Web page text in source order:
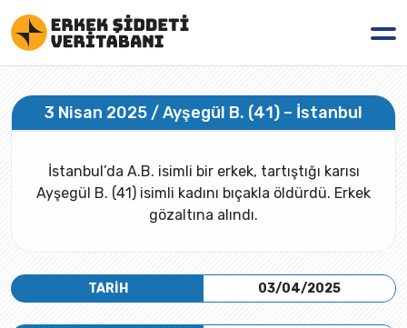
3 Nisan 2025 / Ayşegül B. (41) – İstanbul
İstanbul’da A.B. isimli bir erkek, tartıştığı karısı
Ayşegül B. (41) isimli kadını bıçakla öldürdü. Erkek
gözaltına alındı.
TARİH 03/04/2025